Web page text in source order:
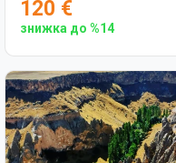
120 €
знижка до %14